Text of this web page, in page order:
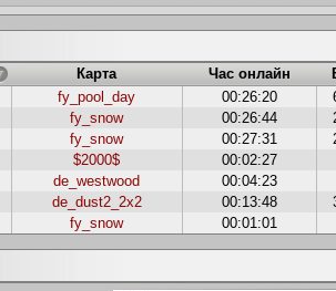
Карта Час онлайн
fy_pool_day 00:26:20
fy_snow 00:26:44
fy_snow 00:27:31
$2000$
00:02:27
de_westwood
00:04:23
de_dust2_2x2 00:13:48
fy_snow 00:01:01